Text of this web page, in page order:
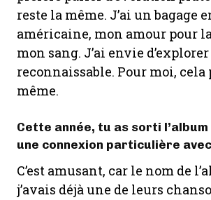
reste la même. J’ai un
américaine, mon amour pour
mon sang. J’ai envie
reconnaissable. Pour moi,
même.
Cette année, tu as sorti l’album
une connexion particulière
C’est amusant, car le nom de
j’avais déjà une de leurs